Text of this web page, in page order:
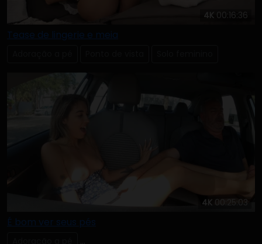
4K 00:16:36
Tease de lingerie e meia
4K 00:25:03
É bom ver seus pés